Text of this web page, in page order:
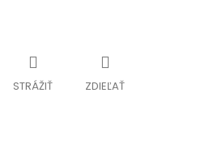
STRÁŽIŤ ZDIEĽAŤ